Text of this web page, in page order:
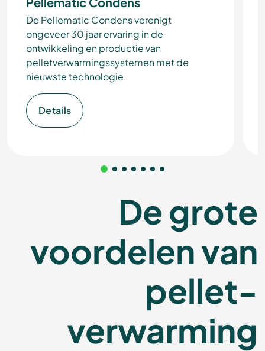
De Pellematic Condens verenigt
ongeveer 30 jaar ervaring in de
ontwikkeling en productie van
pelletverwarmingssystemen met de
nieuwste technologie.
Details
De grote
voordelen van
pellet-
verwarming